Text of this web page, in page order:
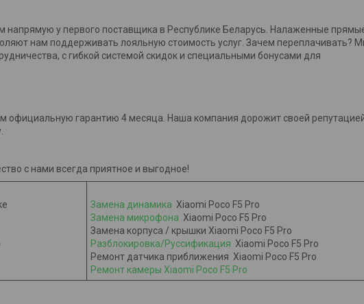
у первого поставщика в Республике Беларусь. Налаженные
нам поддерживать лояльную стоимость услуг. Зачем переплачивать?
с гибкой системой скидок и специальными бонусами для
официальную гарантию 4 месяца. Наша компания дорожит своей
с нами всегда приятное и выгодное!
Замена динамика Xiaomi Poco F5 Pro
Замена микрофона Xiaomi Poco F5 Pro
Замена корпуса / крышки Xiaomi Poco F5 Pro
Разблокировка/Руссификация Xiaomi Poco F5 Pro
Ремонт датчика приближения Xiaomi Poco F5 Pro​​​​​​​
Ремонт камеры Xiaomi Poco F5 Pro